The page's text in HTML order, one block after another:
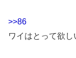
>>86
ワイはとって欲